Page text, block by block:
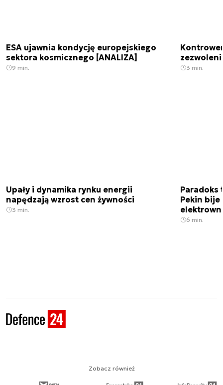
ESA ujawnia kondycję europejskiego
sektora kosmicznego [ANALIZA]
9 min. 3 min.
Upały i dynamika rynku energii
napędzają wzrost cen żywności
3 min.
Paradoks
Pekin bije
6 min.
Zobacz również